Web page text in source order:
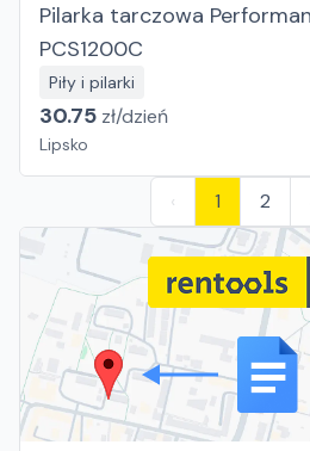
Pilarka tarczowa
PCS1200C
Piły i pilarki
30.75 zł/dzień
Lipsko
‹ 1 2